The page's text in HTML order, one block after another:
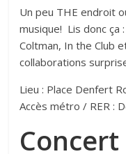
Un peu THE endroit
musique! Lis donc ça
Coltman, In the Club
collaborations
Lieu : Place Denfert
Accès métro / RER :